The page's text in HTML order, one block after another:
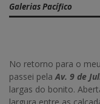
Galerias Pacífico
No retorno para o
passei pelaAv. 9 de
largas do bonito.